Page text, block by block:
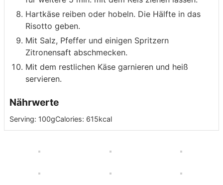
Hartkäse reiben oder hobeln. Die Hälfte in das
Risotto geben.
Mit Salz, Pfeffer und einigen Spritzern
Zitronensaft abschmecken.
Mit dem restlichen Käse garnieren und heiß
servieren.
Nährwerte
Serving: 100gCalories: 615kcal